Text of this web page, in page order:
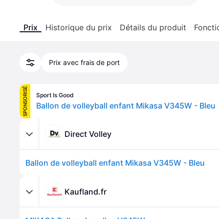
Prix Historique du prix Détails du produit
Prix avec frais de port
SPONSORISÉ Sport Is Good
Ballon de volleyball enfant Mikasa V345W - Bleu
Direct Volley
Ballon de volleyball enfant Mikasa V345W - Bleu
Kaufland.fr